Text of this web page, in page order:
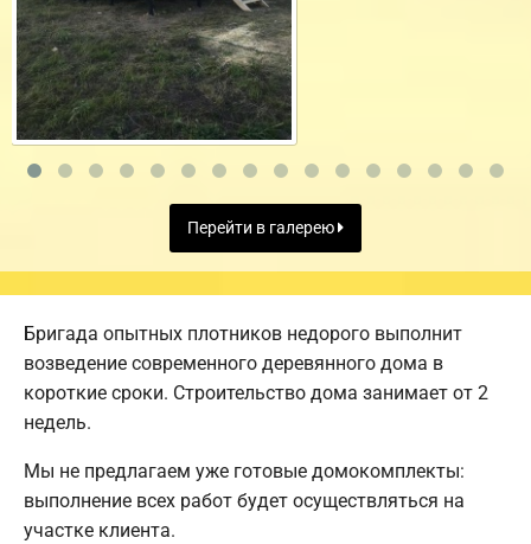
Перейти в галерею
Бригада опытных плотников недорого выполнит
возведение современного деревянного дома в
короткие сроки. Строительство дома занимает от 2
недель.
Мы не предлагаем уже готовые домокомплекты:
выполнение всех работ будет осуществляться на
участке клиента.